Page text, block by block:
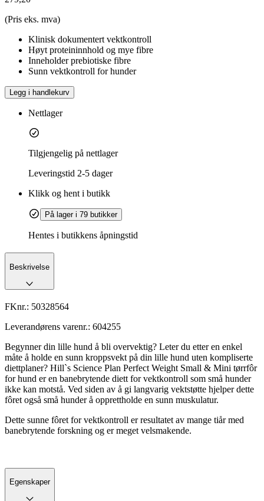
(Pris eks. mva)
Klinisk dokumentert vektkontroll
Høyt proteininnhold og mye fibre
Inneholder prebiotiske fibre
Sunn vektkontroll for hunder
Legg i handlekurv
Nettlager
Tilgjengelig på nettlager
Leveringstid 2-5 dager
Klikk og hent i butikk
På lager i 79 butikker
Hentes i butikkens åpningstid
Beskrivelse
FKnr.: 50328564
Leverandørens varenr.: 604255
Begynner din lille hund å bli overvektig? Leter du etter en enkel
måte å holde en sunn kroppsvekt på din lille hund uten kompliserte
diettplaner? Hill`s Science Plan Perfect Weight Small & Mini tørrfôr
for hund er en banebrytende diett for vektkontroll som små hunder
ikke kan motstå. Ved siden av å gi langvarig vektstøtte hjelper dette
fôret også små hunder å opprettholde en sunn muskulatur.
Dette sunne fôret for vektkontroll er resultatet av mange tiår med
banebrytende forskning og er meget velsmakende.
Egenskaper